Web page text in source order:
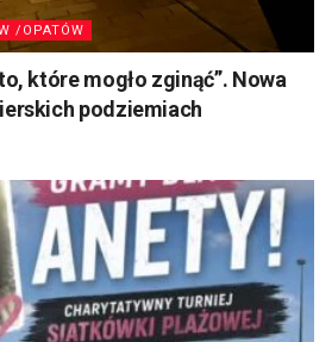
/OPATÓW
które mogło zginąć”. Nowa
podziemiach